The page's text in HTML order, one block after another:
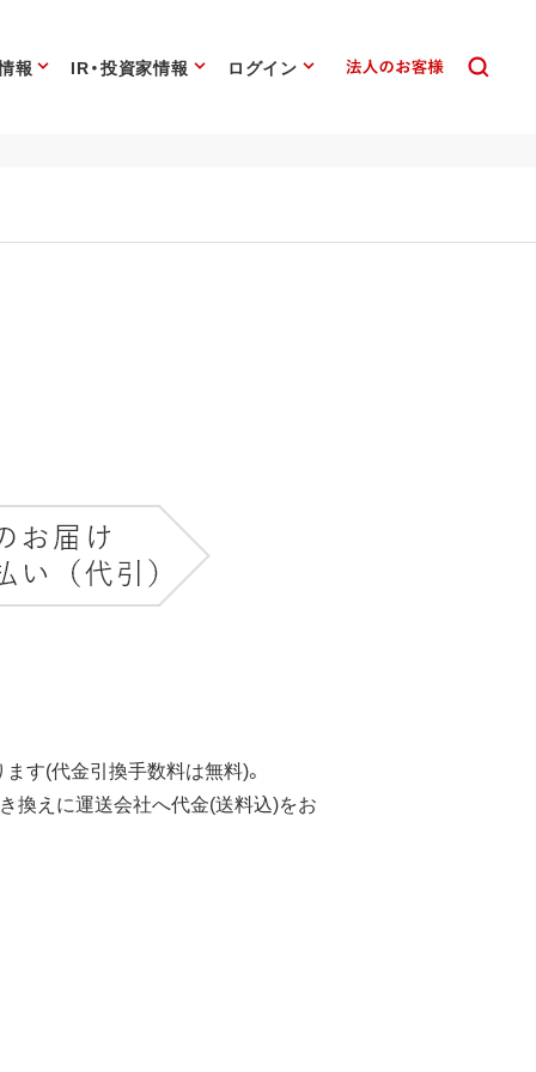
報 IR・投資家情報 ログイン
す(代金引換手数料は無料)。
換えに運送会社へ代金(送料込)をお